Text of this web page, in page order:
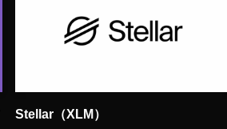
Stellar（XLM）